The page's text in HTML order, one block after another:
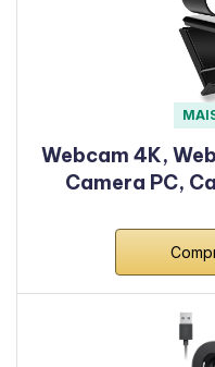
Webcam 4K,
Camera PC,